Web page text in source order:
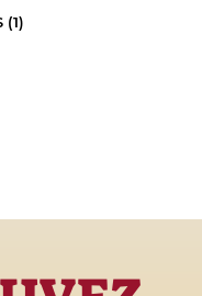
(1)